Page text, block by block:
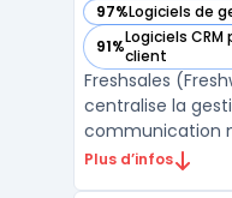
97%Logiciels de
— voir Freshsales
91%Logiciels
client
— voir Freshsales
Freshsales
centralise la
communication
interface
Plus d’infos